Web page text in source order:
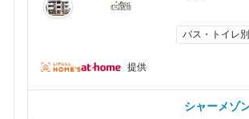
バス・トイレ別
提供
シャーメゾ